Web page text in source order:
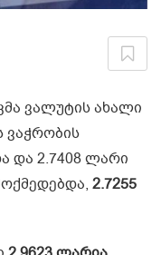
ვალუტის ახალი
ვაჭრობის
და 2.7408 ლარი
2.7255